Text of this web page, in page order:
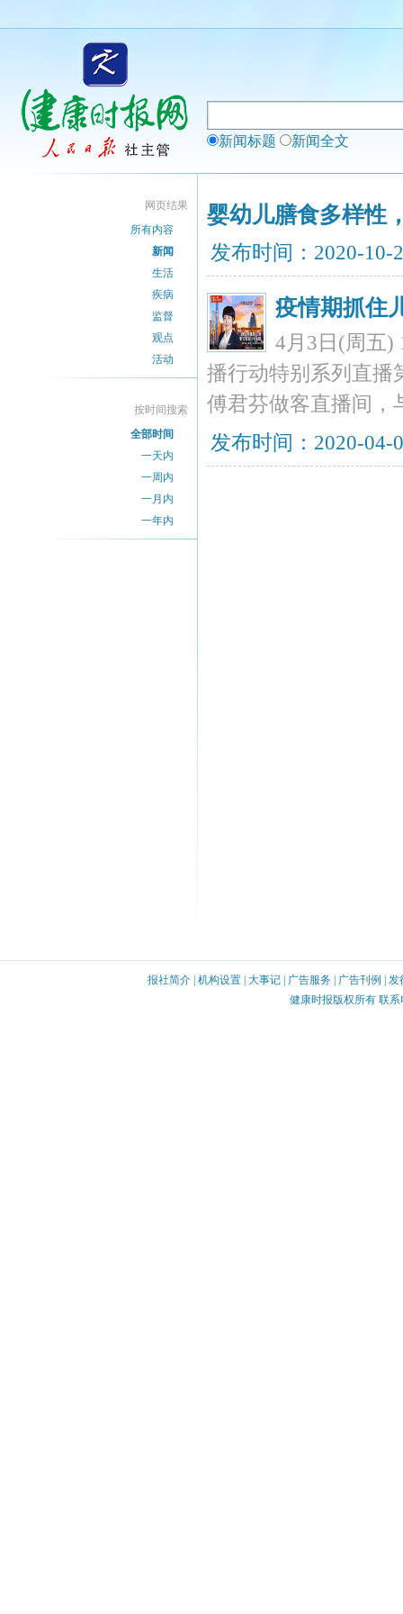
新闻标题 新闻全文
网页结果
所有内容
新闻
生活
疾病
监督
观点
活动
按时间搜索
全部时间
一天内
一周内
一月内
一年内
婴幼儿膳食多样性
发布时间：2020-
疫情期抓住
4月3日(周五)
播行动特别系列直播
傅君芬做客直播间，
发布时间：2020-
报社简介 机构设置 大事记 广告服务 广告刊例
发
健康时报版权所有 联系